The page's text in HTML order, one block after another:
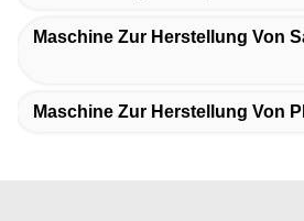
Maschine Zur Herstellung Von
Maschine Zur Herstellung Von